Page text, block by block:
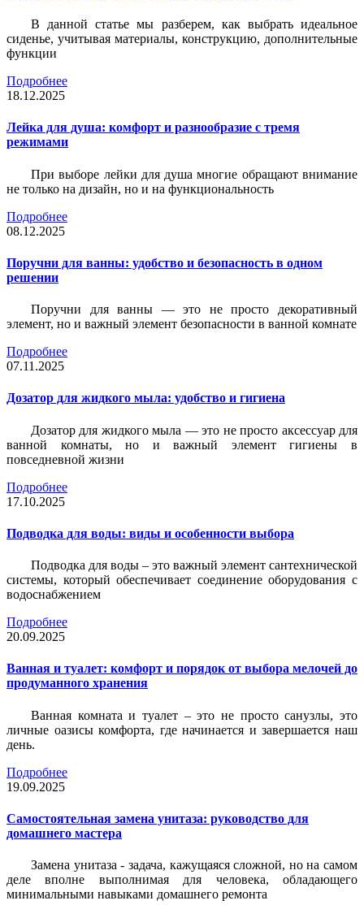
В данной статье мы разберем, как выбрать идеальное
сиденье, учитывая материалы, конструкцию, дополнительные
функции
Подробнее
18.12.2025
Лейка для душа: комфорт и разнообразие с тремя
режимами
При выборе лейки для душа многие обращают внимание
не только на дизайн, но и на функциональность
Подробнее
08.12.2025
Поручни для ванны: удобство и безопасность в одном
решении
Поручни для ванны — это не просто декоративный
элемент, но и важный элемент безопасности в ванной комнате
Подробнее
07.11.2025
Дозатор для жидкого мыла: удобство и гигиена
Дозатор для жидкого мыла — это не просто аксессуар для
ванной комнаты, но и важный элемент гигиены в
повседневной жизни
Подробнее
17.10.2025
Подводка для воды: виды и особенности выбора
Подводка для воды – это важный элемент сантехнической
системы, который обеспечивает соединение оборудования с
водоснабжением
Подробнее
20.09.2025
Ванная и туалет: комфорт и порядок от выбора мелочей до
продуманного хранения
Ванная комната и туалет – это не просто санузлы, это
личные оазисы комфорта, где начинается и завершается наш
день.
Подробнее
19.09.2025
Самостоятельная замена унитаза: руководство для
домашнего мастера
Замена унитаза - задача, кажущаяся сложной, но на самом
деле вполне выполнимая для человека, обладающего
минимальными навыками домашнего ремонта